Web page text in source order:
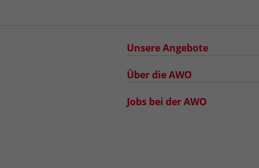
Unsere Angebote
Über die AWO
Jobs bei der AWO